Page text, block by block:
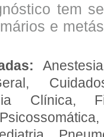
tem
e
Clínica,